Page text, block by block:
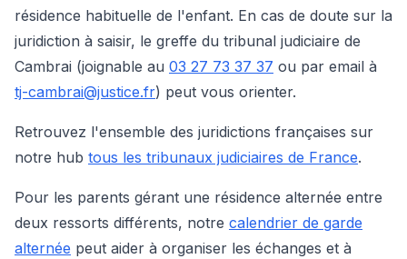
résidence habituelle de l'enfant. En cas de doute sur la
juridiction à saisir, le greffe du tribunal judiciaire de
Cambrai (joignable au 03 27 73 37 37 ou par email à
tj-cambrai@justice.fr) peut vous orienter.
Retrouvez l'ensemble des juridictions françaises sur
notre hub tous les tribunaux judiciaires de France.
Pour les parents gérant une résidence alternée entre
deux ressorts différents, notre calendrier de garde
alternée peut aider à organiser les échanges et à